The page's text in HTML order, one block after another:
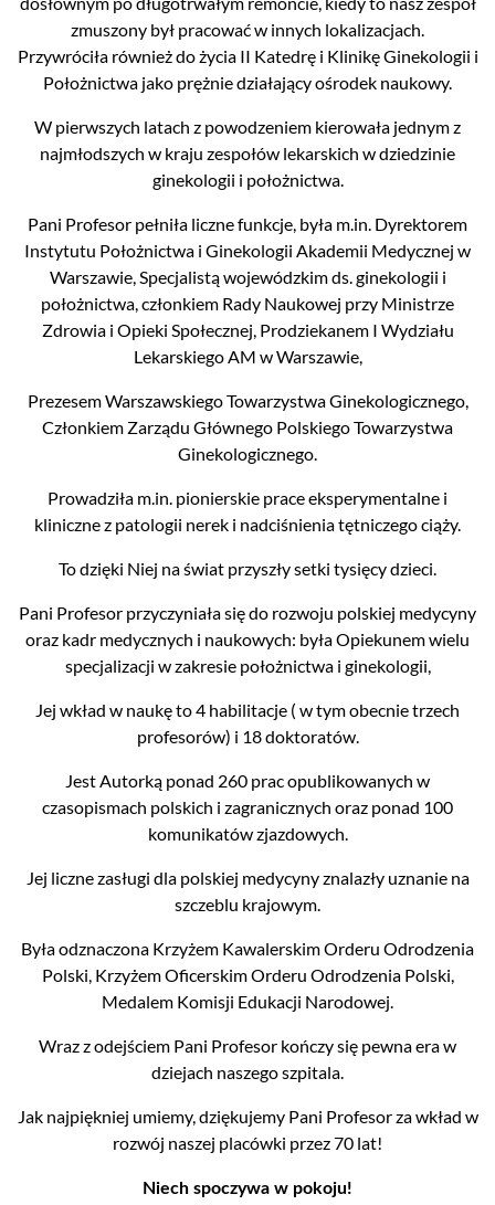
zmuszony był pracować w innych lokalizacjach.
Przywróciła również do życia II Katedrę i Klinikę Ginekologii i
Położnictwa jako prężnie działający ośrodek naukowy.
W pierwszych latach z powodzeniem kierowała jednym z
najmłodszych w kraju zespołów lekarskich w dziedzinie
ginekologii i położnictwa.
Pani Profesor pełniła liczne funkcje, była m.in. Dyrektorem
Instytutu Położnictwa i Ginekologii Akademii Medycznej w
Warszawie, Specjalistą wojewódzkim ds. ginekologii i
położnictwa, członkiem Rady Naukowej przy Ministrze
Zdrowia i Opieki Społecznej, Prodziekanem I Wydziału
Lekarskiego AM w Warszawie,
Prezesem Warszawskiego Towarzystwa Ginekologicznego,
Członkiem Zarządu Głównego Polskiego Towarzystwa
Ginekologicznego.
Prowadziła m.in. pionierskie prace eksperymentalne i
kliniczne z patologii nerek i nadciśnienia tętniczego ciąży.
To dzięki Niej na świat przyszły setki tysięcy dzieci.
Pani Profesor przyczyniała się do rozwoju polskiej medycyny
oraz kadr medycznych i naukowych: była Opiekunem wielu
specjalizacji w zakresie położnictwa i ginekologii,
Jej wkład w naukę to 4 habilitacje ( w tym obecnie trzech
profesorów) i 18 doktoratów.
Jest Autorką ponad 260 prac opublikowanych w
czasopismach polskich i zagranicznych oraz ponad 100
komunikatów zjazdowych.
Jej liczne zasługi dla polskiej medycyny znalazły uznanie na
szczeblu krajowym.
Była odznaczona Krzyżem Kawalerskim Orderu Odrodzenia
Polski, Krzyżem Oficerskim Orderu Odrodzenia Polski,
Medalem Komisji Edukacji Narodowej.
Wraz z odejściem Pani Profesor kończy się pewna era w
dziejach naszego szpitala.
Jak najpiękniej umiemy, dziękujemy Pani Profesor za wkład w
rozwój naszej placówki przez 70 lat!
Niech spoczywa w pokoju!